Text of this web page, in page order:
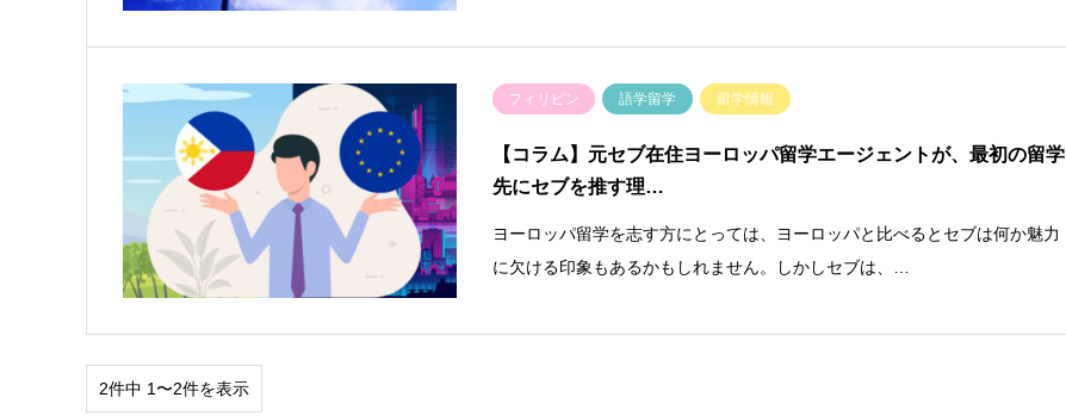
フィリピン 語学留学 留学情報
【コラム】元セブ在住ヨーロッパ留学エージェントが、最初の留学
先にセブを推す理…
ヨーロッパ留学を志す方にとっては、ヨーロッパと比べるとセブは何か魅力
に欠ける印象もあるかもしれません。しかしセブは、…
2件中 1〜2件を表示